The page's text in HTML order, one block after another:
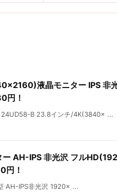
液晶モニター IPS 非
円！
24UD58-B 23.8インチ/4K(3840× ...
ー AH-IPS 非光沢 フル
円！
AH-IPS非光沢 1920× ...